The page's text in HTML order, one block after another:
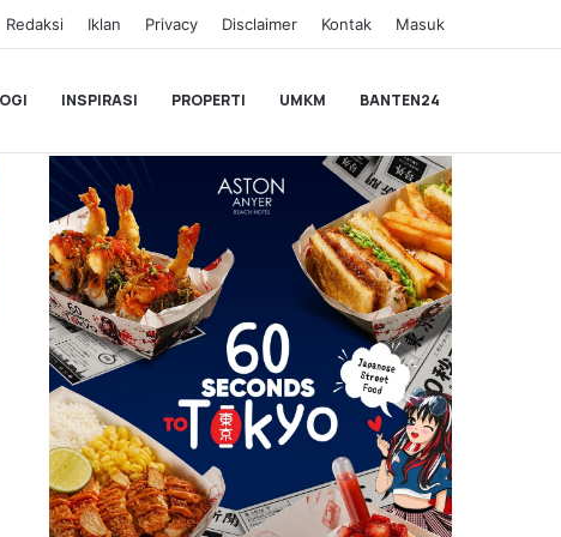
Redaksi Iklan Privacy Disclaimer Kontak Masuk
INSPIRASI PROPERTI UMKM BANTEN24